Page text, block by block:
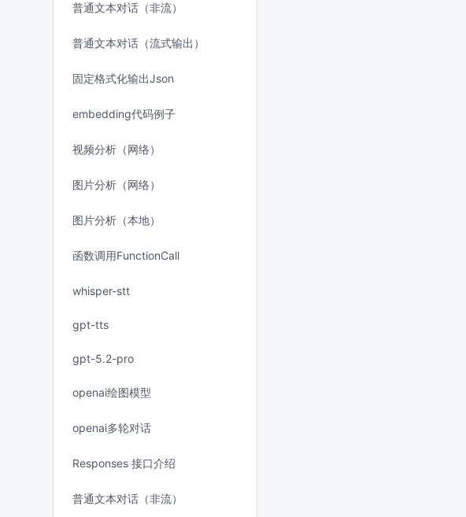
普通文本对话（非流）
普通文本对话（流式输出）
固定格式化输出Json
embedding代码例子
视频分析（网络）
图片分析（网络）
图片分析（本地）
函数调用FunctionCall
whisper-stt
gpt-tts
gpt-5.2-pro
openai绘图模型
openai多轮对话
Responses 接口介绍
普通文本对话（非流）